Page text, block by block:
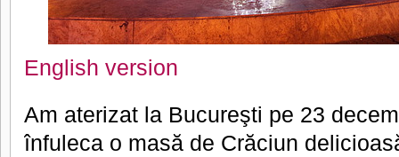
English version
Am aterizat la Bucureşti pe 23
înfuleca o masă de Crăciun